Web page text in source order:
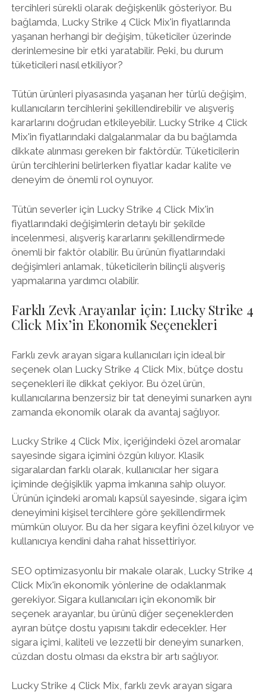
tercihleri sürekli olarak değişkenlik gösteriyor. Bu
bağlamda, Lucky Strike 4 Click Mix'in fiyatlarında
yaşanan herhangi bir değişim, tüketiciler üzerinde
derinlemesine bir etki yaratabilir. Peki, bu durum
tüketicileri nasıl etkiliyor?
Tütün ürünleri piyasasında yaşanan her türlü değişim,
kullanıcıların tercihlerini şekillendirebilir ve alışveriş
kararlarını doğrudan etkileyebilir. Lucky Strike 4 Click
Mix'in fiyatlarındaki dalgalanmalar da bu bağlamda
dikkate alınması gereken bir faktördür. Tüketicilerin
ürün tercihlerini belirlerken fiyatlar kadar kalite ve
deneyim de önemli rol oynuyor.
Tütün severler için Lucky Strike 4 Click Mix'in
fiyatlarındaki değişimlerin detaylı bir şekilde
incelenmesi, alışveriş kararlarını şekillendirmede
önemli bir faktör olabilir. Bu ürünün fiyatlarındaki
değişimleri anlamak, tüketicilerin bilinçli alışveriş
yapmalarına yardımcı olabilir.
Farklı Zevk Arayanlar için: Lucky Strike 4
Click Mix’in Ekonomik Seçenekleri
Farklı zevk arayan sigara kullanıcıları için ideal bir
seçenek olan Lucky Strike 4 Click Mix, bütçe dostu
seçenekleri ile dikkat çekiyor. Bu özel ürün,
kullanıcılarına benzersiz bir tat deneyimi sunarken aynı
zamanda ekonomik olarak da avantaj sağlıyor.
Lucky Strike 4 Click Mix, içeriğindeki özel aromalar
sayesinde sigara içimini özgün kılıyor. Klasik
sigaralardan farklı olarak, kullanıcılar her sigara
içiminde değişiklik yapma imkanına sahip oluyor.
Ürünün içindeki aromalı kapsül sayesinde, sigara içim
deneyimini kişisel tercihlere göre şekillendirmek
mümkün oluyor. Bu da her sigara keyfini özel kılıyor ve
kullanıcıya kendini daha rahat hissettiriyor.
SEO optimizasyonlu bir makale olarak, Lucky Strike 4
Click Mix'in ekonomik yönlerine de odaklanmak
gerekiyor. Sigara kullanıcıları için ekonomik bir
seçenek arayanlar, bu ürünü diğer seçeneklerden
ayıran bütçe dostu yapısını takdir edecekler. Her
sigara içimi, kaliteli ve lezzetli bir deneyim sunarken,
cüzdan dostu olması da ekstra bir artı sağlıyor.
Lucky Strike 4 Click Mix, farklı zevk arayan sigara